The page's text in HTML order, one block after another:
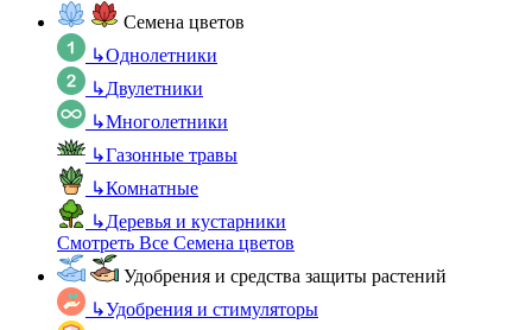
Семена цветов
↳Однолетники
↳Двулетники
↳Многолетники
↳Газонные травы
↳Комнатные
↳Деревья и кустарники
Смотреть Все Семена цветов
Удобрения и средства защиты растений
↳Удобрения и стимуляторы